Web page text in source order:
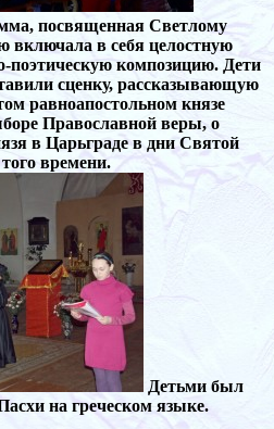
посвященная Светлому
включала в себя целостную
поэтическую композицию. Дети
сценку, рассказывающую
равноапостольном князе
Православной веры, о
в Царьграде в дни Святой
времени.
Детьми был
на греческом языке.